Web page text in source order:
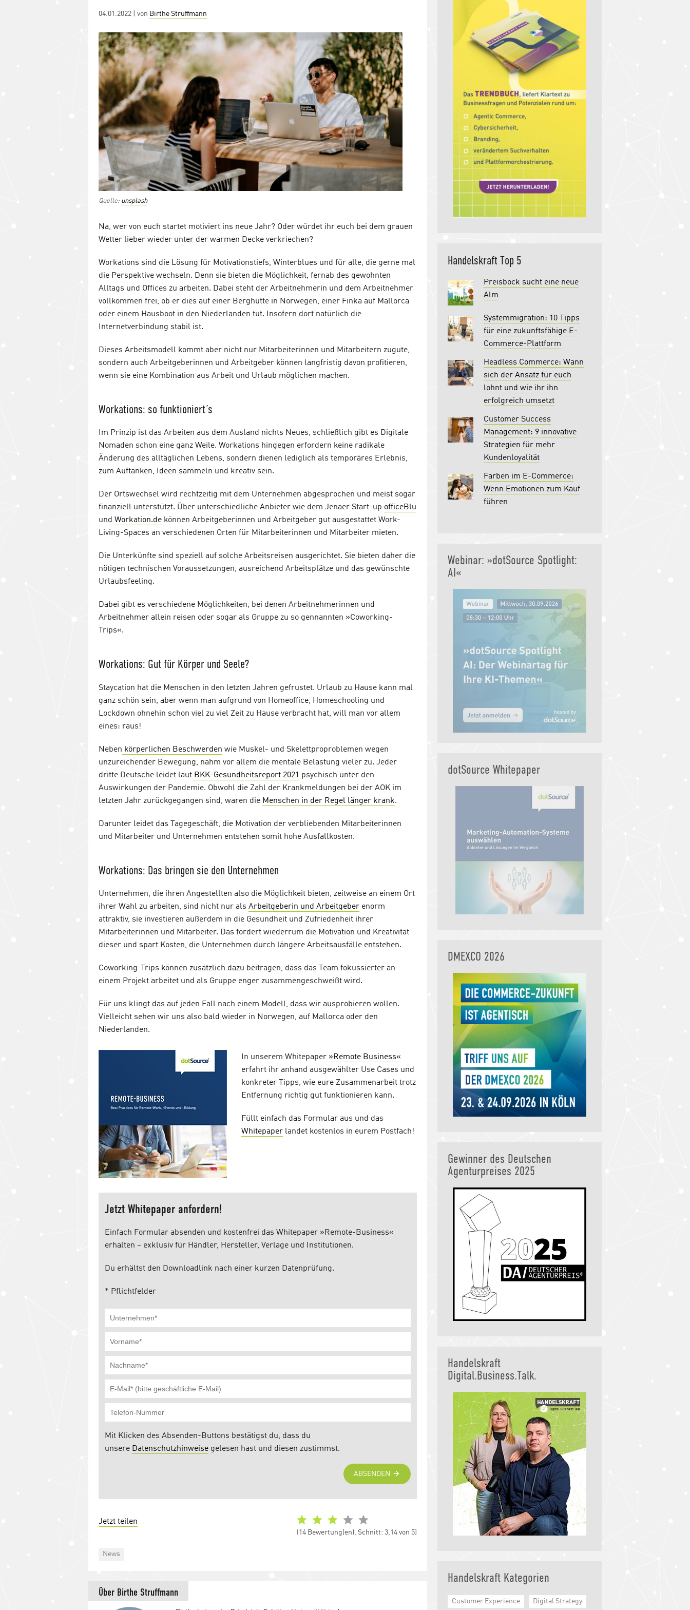
Posted
04.01.2022 | von Birthe Struffmann
Quelle: unsplash
Na, wer von euch startet motiviert ins neue Jahr? Oder würdet ihr euch bei dem grauen
Wetter lieber wieder unter der warmen Decke verkriechen?
Workations sind die Lösung für Motivationstiefs, Winterblues und für alle, die gerne mal
die Perspektive wechseln. Denn sie bieten die Möglichkeit, fernab des gewohnten
Alltags und Offices zu arbeiten. Dabei steht der Arbeitnehmerin und dem Arbeitnehmer
vollkommen frei, ob er dies auf einer Berghütte in Norwegen, einer Finka auf Mallorca
oder einem Hausboot in den Niederlanden tut. Insofern dort natürlich die
Internetverbindung stabil ist.
Dieses Arbeitsmodell kommt aber nicht nur Mitarbeiterinnen und Mitarbeitern zugute,
sondern auch Arbeitgeberinnen und Arbeitgeber können langfristig davon profitieren,
wenn sie eine Kombination aus Arbeit und Urlaub möglichen machen.
Workations: so funktioniert´s
Im Prinzip ist das Arbeiten aus dem Ausland nichts Neues, schließlich gibt es Digitale
Nomaden schon eine ganz Weile. Workations hingegen erfordern keine radikale
Änderung des alltäglichen Lebens, sondern dienen lediglich als temporäres Erlebnis,
zum Auftanken, Ideen sammeln und kreativ sein.
Der Ortswechsel wird rechtzeitig mit dem Unternehmen abgesprochen und meist sogar
finanziell unterstützt. Über unterschiedliche Anbieter wie dem Jenaer Start-up officeBlu
und Workation.de können Arbeitgeberinnen und Arbeitgeber gut ausgestattet Work-
Living-Spaces an verschiedenen Orten für Mitarbeiterinnen und Mitarbeiter mieten.
Die Unterkünfte sind speziell auf solche Arbeitsreisen ausgerichtet. Sie bieten daher die
nötigen technischen Voraussetzungen, ausreichend Arbeitsplätze und das gewünschte
Urlaubsfeeling.
Dabei gibt es verschiedene Möglichkeiten, bei denen Arbeitnehmerinnen und
Arbeitnehmer allein reisen oder sogar als Gruppe zu so gennannten »Coworking-
Trips«.
Workations: Gut für Körper und Seele?
Staycation hat die Menschen in den letzten Jahren gefrustet. Urlaub zu Hause kann mal
ganz schön sein, aber wenn man aufgrund von Homeoffice, Homeschooling und
Lockdown ohnehin schon viel zu viel Zeit zu Hause verbracht hat, will man vor allem
eines: raus!
Neben körperlichen Beschwerden wie Muskel- und Skelettproproblemen wegen
unzureichender Bewegung, nahm vor allem die mentale Belastung vieler zu. Jeder
dritte Deutsche leidet laut BKK-Gesundheitsreport 2021 psychisch unter den
Auswirkungen der Pandemie. Obwohl die Zahl der Krankmeldungen bei der AOK im
letzten Jahr zurückgegangen sind, waren die Menschen in der Regel länger krank.
Darunter leidet das Tagegeschäft, die Motivation der verbliebenden Mitarbeiterinnen
und Mitarbeiter und Unternehmen entstehen somit hohe Ausfallkosten.
Workations: Das bringen sie den Unternehmen
Unternehmen, die ihren Angestellten also die Möglichkeit bieten, zeitweise an einem Ort
ihrer Wahl zu arbeiten, sind nicht nur als Arbeitgeberin und Arbeitgeber enorm
attraktiv, sie investieren außerdem in die Gesundheit und Zufriedenheit ihrer
Mitarbeiterinnen und Mitarbeiter. Das fördert wiederrum die Motivation und Kreativität
dieser und spart Kosten, die Unternehmen durch längere Arbeitsausfälle entstehen.
Coworking-Trips können zusätzlich dazu beitragen, dass das Team fokussierter an
einem Projekt arbeitet und als Gruppe enger zusammengeschweißt wird.
Für uns klingt das auf jeden Fall nach einem Modell, dass wir ausprobieren wollen.
Vielleicht sehen wir uns also bald wieder in Norwegen, auf Mallorca oder den
Niederlanden.
In unserem Whitepaper »Remote Business«
erfahrt ihr anhand ausgewählter Use Cases und
konkreter Tipps, wie eure Zusammenarbeit trotz
Entfernung richtig gut funktionieren kann.
Füllt einfach das Formular aus und das
Whitepaper landet kostenlos in eurem Postfach!
Jetzt teilen
(14 Bewertung(en), Schnitt: 3,14 von 5)
Categories
News
Über Birthe Struffmann
Handelskraft Top 5
Preisbock sucht eine neue
Alm
Systemmigration: 10 Tipps
für eine zukunftsfähige E-
Commerce-Plattform
Headless Commerce: Wann
sich der Ansatz für euch
lohnt und wie ihr ihn
erfolgreich umsetzt
Customer Success
Management: 9 innovative
Strategien für mehr
Kundenloyalität
Farben im E-Commerce:
Wenn Emotionen zum Kauf
führen
Webinar: »dotSource Spotlight:
AI«
dotSource Whitepaper
DMEXCO 2026
Gewinner des Deutschen
Agenturpreises 2025
Handelskraft
Digital.Business.Talk.
Handelskraft Kategorien
Customer Experience Digital Strategy